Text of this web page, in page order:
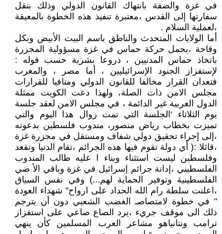
في غزة والضفة بانتهاك القانون الدولي وذلك بنقل
سفارتها إلى القدس ،معتبرة تنفيذ هذه الخطوة بالمعيقة
،لعملية السلام .
أما الولايات المتحدث والناطق باسم البيت الأبيض وبكل
وقاحة ،يحمل حركة حماس في غزة مسؤولية المجزرة
باتخاذ حماس المدنيين ، ذروعا بشرية حسب قوله :
لإستفزاز الجنود الإسرائيليين ، أما مصر ، والمغرب
فتعدان القرار مخالفا للقانون الدولي ومنافيا للقرارات
مجلس الامن ذات الصلة، ولهذا دعت الكويت ممثلة
الدول العربية غير الدائمة ، في مجلس الامن لعقد جلسة
يوم الثلاثاء ‘الجلسة التي تمت زوال هذا اليوم والتي
تميزت بخطاب رياض منصور، مندوب فلسطين بدعوته
،إلى إجراء تحقيق دولي شفاف ومستقل في مجزرة غزة
،قائلا :( أي دولة تقوم فيها هذه الجرائم ،تقام الدنيا وتقعد
وفلسطين ليست استثناء وبناء ا عليه طالب المندوب
الفلسطيني ،إدانة جرائم إسرائيل في غزة وباقي الأ ضي
الفلسطينية وتوفير الحماية لهم...) وفي نفس السياق
،اعلنت سلطة رام الله الحداد على ارواح" شهداء العودة
" في خطوة لامتصاصـ الغضب الشعبي دون أن يترجم
ذلك الى موقف جريء ،يرد الصاع صاعي على استفزاز
ترامب ونتانياهو مشاعر العرب المسلمين كأن ينهي